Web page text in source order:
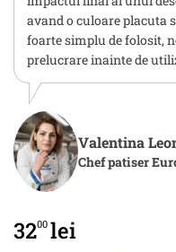
avand o culoare placuta
foarte simplu de folosit,
prelucrare inainte de
Valentina
Chef patiser
3200 lei